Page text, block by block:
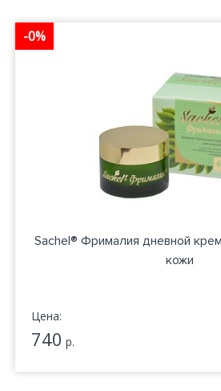
-0%
Sachel® Фрималия дневной
кожи
Цена:
740 р.